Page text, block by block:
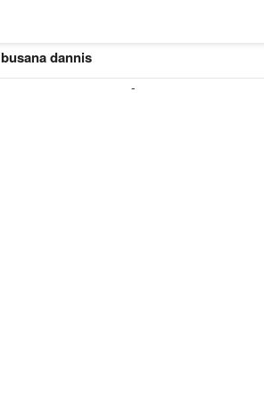
busana dannis